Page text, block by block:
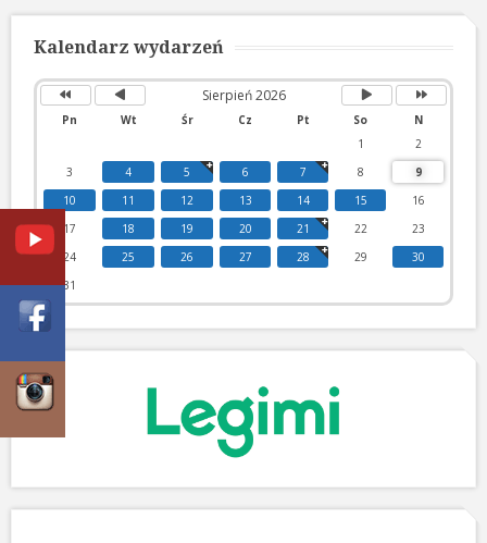
Kalendarz wydarzeń
Sierpień 2026
Pn Wt Śr Cz Pt So
N
1
2
3
4 5 6 7 8
9
10
11 12 13 14 15
16
17
18 19 20 21 22
23
24
25 26 27 28 29
30
31